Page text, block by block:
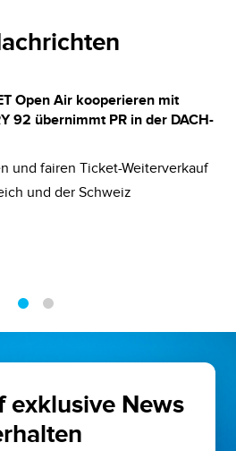
Open Air kooperieren mit
92 übernimmt PR in der DACH-
und fairen Ticket-Weiterverkauf
und der Schweiz
exklusive News